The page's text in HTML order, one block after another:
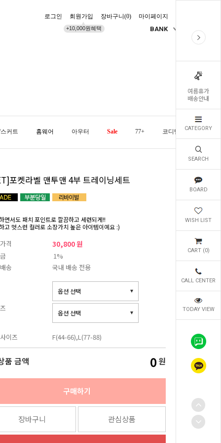
여름휴가
배송안내
CATEGORY
SEARCH
BOARD
WISH LIST
CART (0)
CALL CENTER
TODAY VIEW
로그인 회원가입
+10,000원혜택
장바구니(0) 마이페이지
BANK
커트 홈웨어 아우터 Sale 77+ 코디템 오늘발송
포켓라벨 맨투맨 4부 트레이닝세트
면서도 패치 포인트로 깔끔하고 세련되게!!
고 멋스런 컬러로 소장가치 높은 아이템이예요 :)
격 30,800 원
1%
송
국내 배송 전용
이즈 F(44-66),L(77-88)
품 금액 0 원
구매하기
장바구니 관심상품